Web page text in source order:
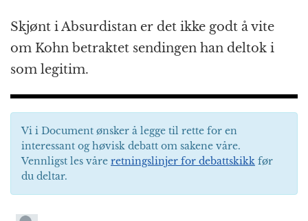
Skjønt i Absurdistan er det ikke godt å vite
om Kohn betraktet sendingen han deltok i
som legitim.
Vi i Document ønsker å legge til rette for en
interessant og høvisk debatt om sakene våre.
Vennligst les våre retningslinjer for debattskikk før
du deltar.